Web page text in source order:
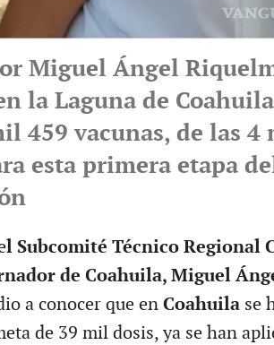
Miguel Ángel
la Laguna de
459 vacunas, de las 4
esta primera etapa
l Subcomité Técnico Regional
de Coahuila, Miguel
a conocer que en Coahuila se
de 39 mil dosis, ya se han